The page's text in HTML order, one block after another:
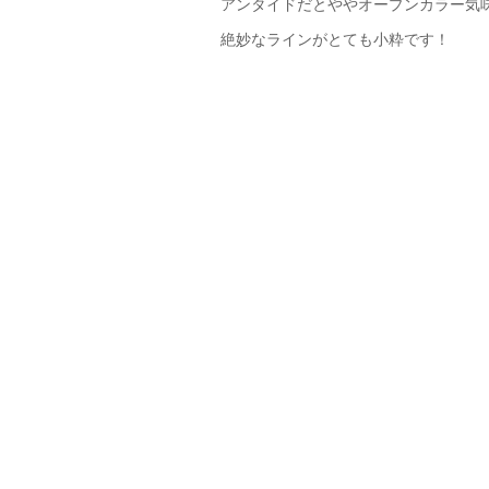
アンタイドだとややオープンカラー気
絶妙なラインがとても小粋です！